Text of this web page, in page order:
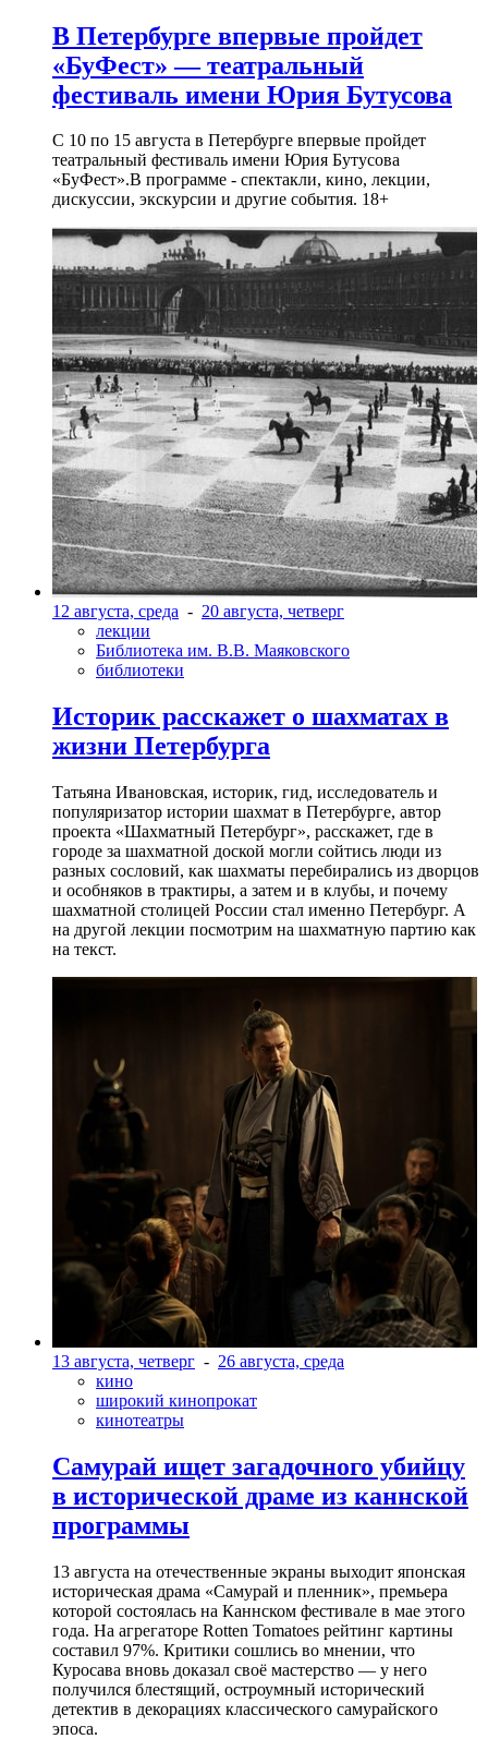
В Петербурге впервые пройдет
«БуФест» — театральный
фестиваль имени Юрия Бутусова
С 10 по 15 августа в Петербурге впервые пройдет
театральный фестиваль имени Юрия Бутусова
«БуФест».В программе - спектакли, кино, лекции,
дискуссии, экскурсии и другие события. 18+
12 августа, среда - 20 августа, четверг
лекции
Библиотека им. В.В. Маяковского
библиотеки
Историк расскажет о шахматах в
жизни Петербурга
Татьяна Ивановская, историк, гид, исследователь и
популяризатор истории шахмат в Петербурге, автор
проекта «Шахматный Петербург», расскажет, где в
городе за шахматной доской могли сойтись люди из
разных сословий, как шахматы перебирались из дворцов
и особняков в трактиры, а затем и в клубы, и почему
шахматной столицей России стал именно Петербург. А
на другой лекции посмотрим на шахматную партию как
на текст.
13 августа, четверг - 26 августа, среда
кино
широкий кинопрокат
кинотеатры
Самурай ищет загадочного убийцу
в исторической драме из каннской
программы
13 августа на отечественные экраны выходит японская
историческая драма «Самурай и пленник», премьера
которой состоялась на Каннском фестивале в мае этого
года. На агрегаторе Rotten Tomatoes рейтинг картины
составил 97%. Критики сошлись во мнении, что
Куросава вновь доказал своё мастерство — у него
получился блестящий, остроумный исторический
детектив в декорациях классического самурайского
эпоса.